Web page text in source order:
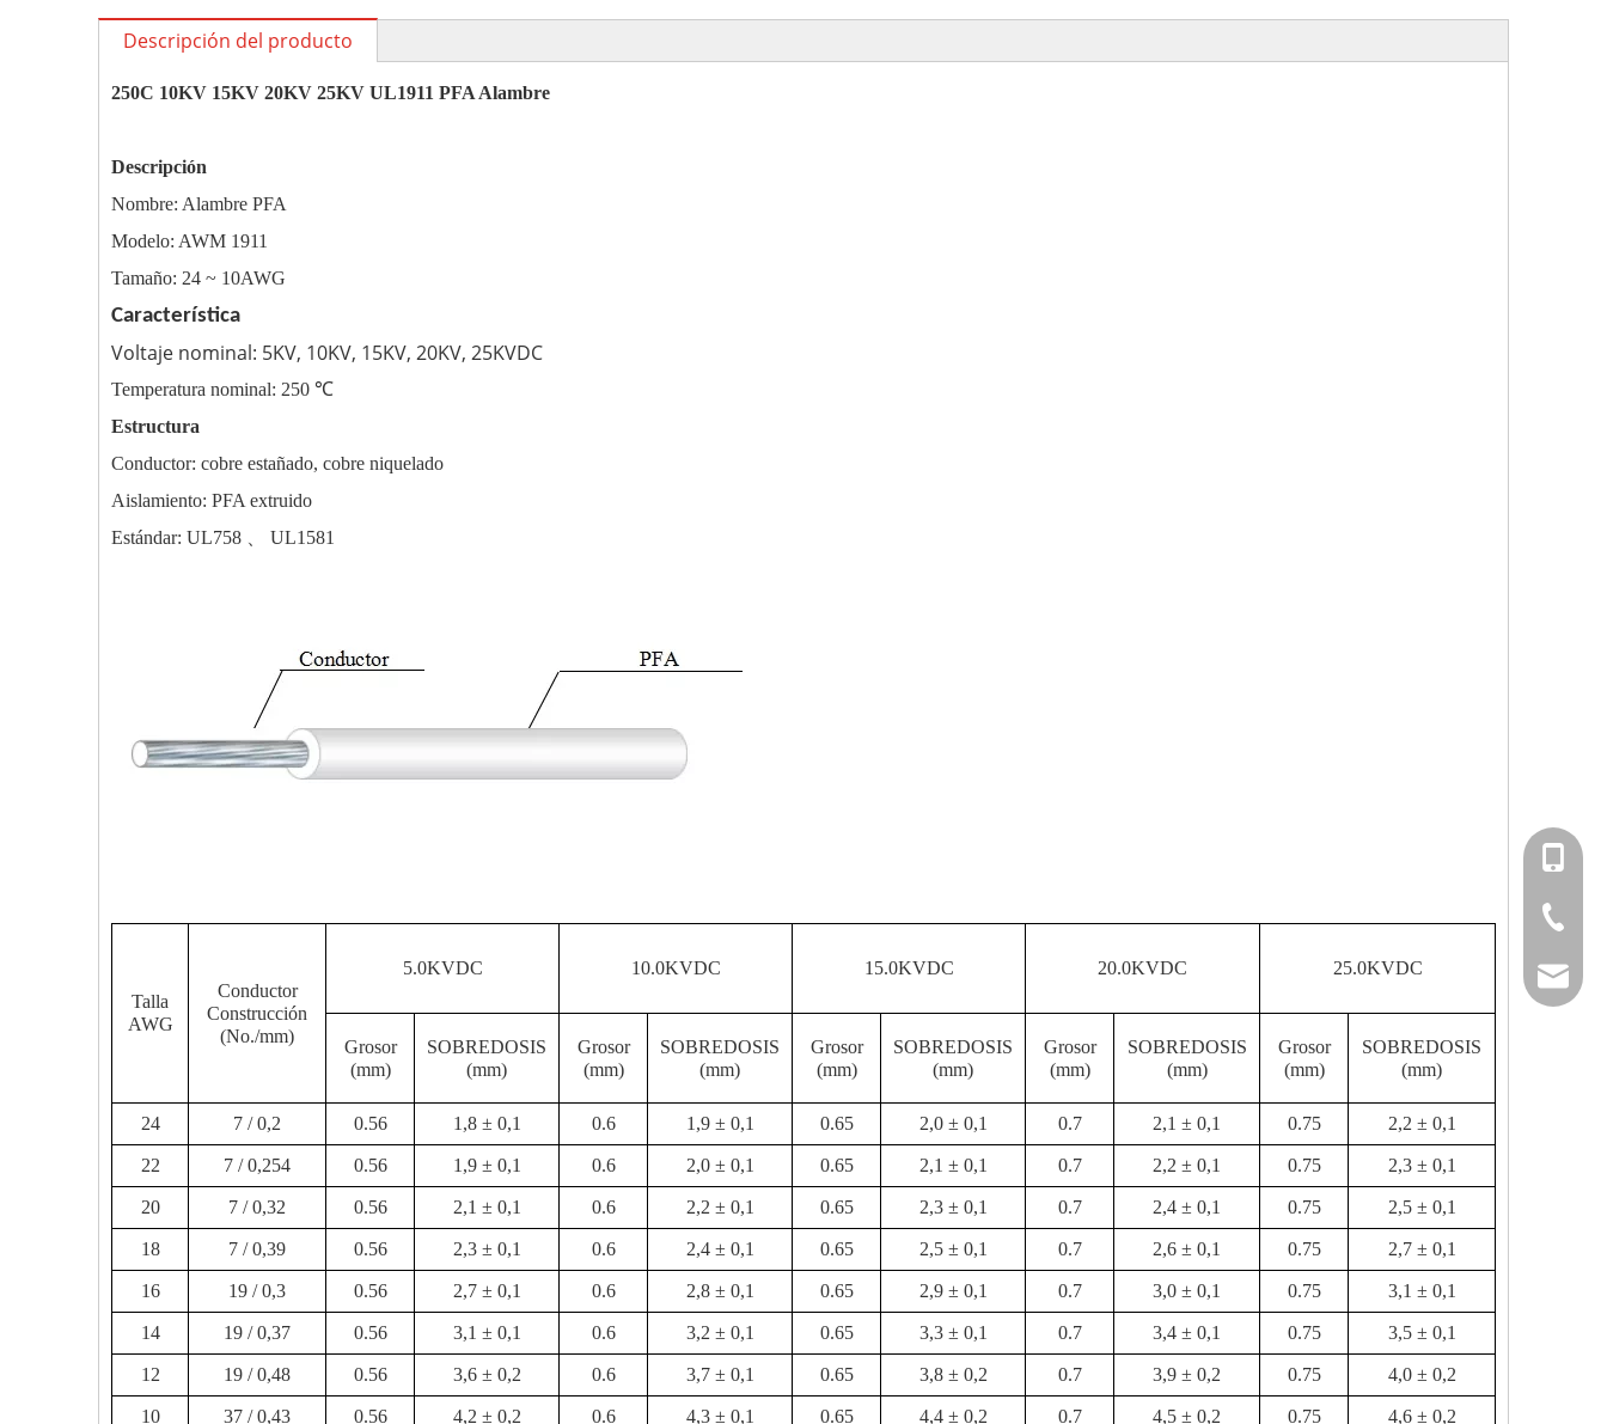
Descripción del producto
250C 10KV 15KV 20KV 25KV UL1911 PFA Alambre
Descripción
Nombre: Alambre PFA
Modelo: AWM 1911
Tamaño: 24 ~ 10AWG
Característica
Voltaje nominal: 5KV, 10KV, 15KV, 20KV, 25KVDC
Temperatura nominal: 250 ℃
Estructura
Conductor: cobre estañado, cobre niquelado
Aislamiento: PFA extruido
Estándar: UL758 、 UL1581
Talla
AWG
Conductor
Construcción
(No./mm)
5.0KVDC 10.0KVDC 15.0KVDC 20.0KVDC 25.0KVDC
Grosor
(mm)
SOBREDOSIS
(mm)
Grosor
(mm)
SOBREDOSIS
(mm)
Grosor
(mm)
SOBREDOSIS
(mm)
Grosor
(mm)
SOBREDOSIS
(mm)
Grosor
(mm)
SOBREDOSIS
(mm)
24 7 / 0,2 0.56 1,8 ± 0,1 0.6 1,9 ± 0,1 0.65 2,0 ± 0,1 0.7 2,1 ± 0,1 0.75 2,2 ± 0,1
22 7 / 0,254 0.56 1,9 ± 0,1 0.6 2,0 ± 0,1 0.65 2,1 ± 0,1 0.7 2,2 ± 0,1 0.75 2,3 ± 0,1
20 7 / 0,32 0.56 2,1 ± 0,1 0.6 2,2 ± 0,1 0.65 2,3 ± 0,1 0.7 2,4 ± 0,1 0.75 2,5 ± 0,1
18 7 / 0,39 0.56 2,3 ± 0,1 0.6 2,4 ± 0,1 0.65 2,5 ± 0,1 0.7 2,6 ± 0,1 0.75 2,7 ± 0,1
16 19 / 0,3 0.56 2,7 ± 0,1 0.6 2,8 ± 0,1 0.65 2,9 ± 0,1 0.7 3,0 ± 0,1 0.75 3,1 ± 0,1
14 19 / 0,37 0.56 3,1 ± 0,1 0.6 3,2 ± 0,1 0.65 3,3 ± 0,1 0.7 3,4 ± 0,1 0.75 3,5 ± 0,1
12 19 / 0,48 0.56 3,6 ± 0,2 0.6 3,7 ± 0,1 0.65 3,8 ± 0,2 0.7 3,9 ± 0,2 0.75 4,0 ± 0,2
10 37 / 0,43 0.56 4,2 ± 0,2 0.6 4,3 ± 0,1 0.65 4,4 ± 0,2 0.7 4,5 ± 0,2 0.75 4,6 ± 0,2
+86-
+86-